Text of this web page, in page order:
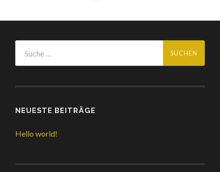
NEUESTE BEITRÄGE
Hello world!